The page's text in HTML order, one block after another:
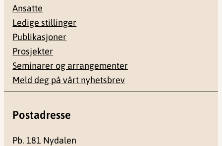
Ansatte
Ledige stillinger
Publikasjoner
Prosjekter
Seminarer og arrangementer
Meld deg på vårt nyhetsbrev
Postadresse
Pb. 181 Nydalen